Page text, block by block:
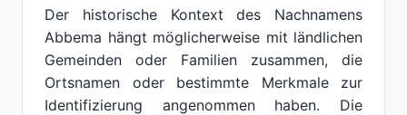
Der historische Kontext des Nachnamens
Abbema hängt möglicherweise mit ländlichen
Gemeinden oder Familien zusammen, die
Ortsnamen oder bestimmte Merkmale zur
Identifizierung angenommen haben. Die